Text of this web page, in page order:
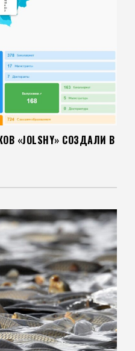
«JOLSHY» СОЗДАЛИ В